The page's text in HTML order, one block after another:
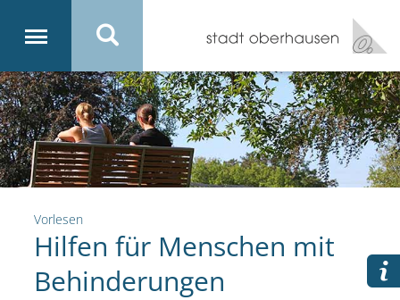
Vorlesen
Hilfen für Menschen mit
Behinderungen